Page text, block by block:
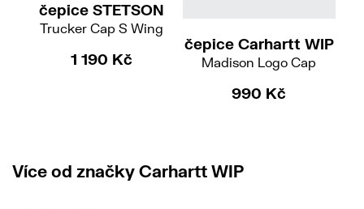
čepice STETSON
Trucker Cap S Wing
1 190 Kč
čepice Carhartt WIP
Madison Logo Cap
990 Kč
Více od značky Carhartt WIP